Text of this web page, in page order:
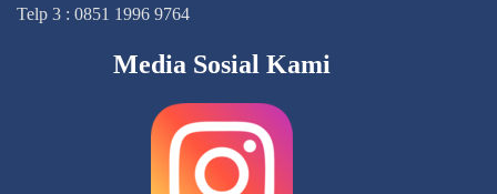
Telp 3 : 0851 1996 9764
Media Sosial Kami